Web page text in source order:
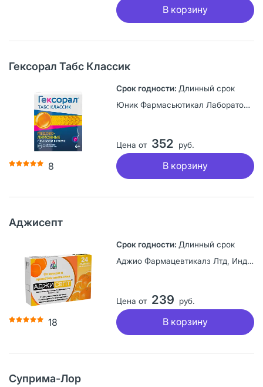
В корзину
Гексорал Табс Классик
8
Длинный срок
Юник Фармасьютикал Лабораториз, Индия
Цена от 352 руб.
В корзину
Аджисепт
18
Длинный срок
Аджио Фармацевтикалз Лтд, Индия
Цена от 239 руб.
В корзину
Суприма-Лор